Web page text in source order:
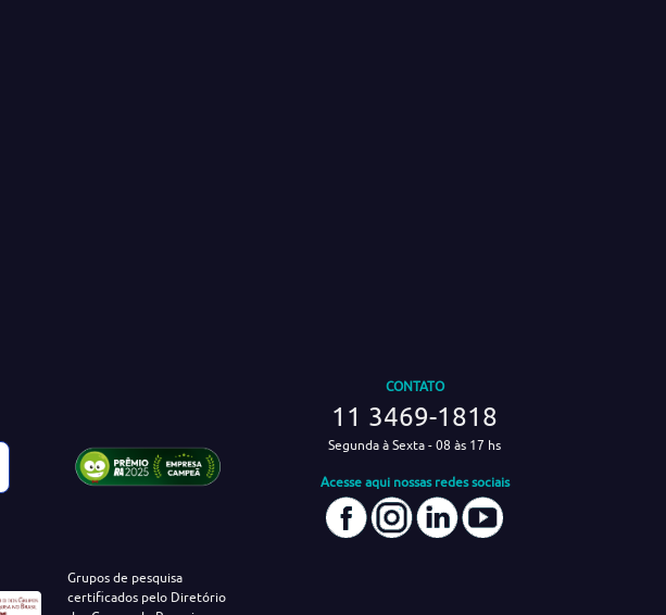
CONTATO
11 3469-1818
Segunda à Sexta - 08 às 17 hs
Acesse aqui nossas redes sociais
Grupos de pesquisa
certificados pelo Diretório